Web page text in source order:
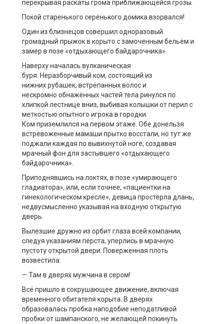
перекрывая раскаты грома приближающейся грозы.
Покой старенького серенького домика взорвался!
Один из близнецов совершил одноразовый
громадный прыжок в корыто с замоченным бельём и
замер в позе «отдыхающего байдарочника».
Наверху началась вулканическая
буря. Неразборчивый ком, состоящий из
нижних рубашек, встрёпанных волос и
нескромно обнажённых частей тела ринулся по
хлипкой лестнице вниз, выбивая колышки от перил с
меткостью опытного игрока в городки.
Ком приземлился на первом этаже. Обе донельзя
встревоженные мамаши прытко восстали, но тут же
поджали каждая по вывихнутой ноге, создавая
мрачный фон для застывшего «отдыхающего
байдарочника».
Приподнявшись на локтях, в позе «умирающего
гладиатора», или, если точнее, «пациентки на
гинекологическом кресле», девица простёрла длань,
недвусмысленно указывая на входную открытую
дверь.
Вылезшие дружно из орбит глаза всей компании,
следуя указаниям перста, уперлись в мрачную
пустоту открытой двери. Поверженная плоть
возвестила:
— Там в дверях мужчина в сером!
Всё пришло в сокрушающее движение, включая
временного обитателя корыта. В дверях
образовалась пробка наподобие неподатливой
пробки от шампанского, не желающей покинуть